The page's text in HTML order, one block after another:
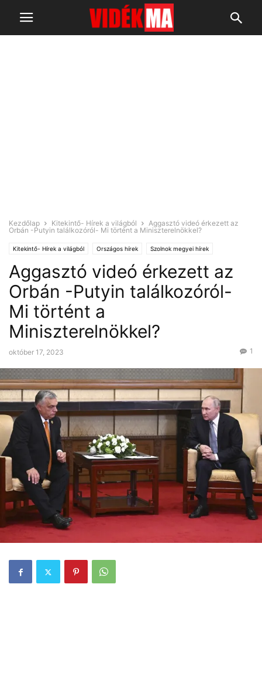
Kezdőlap Kitekintő- Hírek a világból
Aggasztó videó érkezett az
Orbán -Putyin találkozóról- Mi történt a Miniszterelnökkel?
Kitekintő- Hírek a világból Országos hírek Szolnok megyei hírek
Aggasztó videó érkezett az
Orbán -Putyin találkozóról-
Mi történt a
Miniszterelnökkel?
október 17, 2023 1